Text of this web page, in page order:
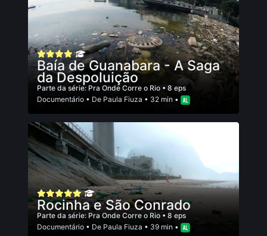
Baía de Guanabara - A Saga
da Despoluição
Parte da série: Pra Onde Corre o Rio • 8 eps
Documentário • De Paula Fiuza • 32 min •
Rocinha e São Conrado
Parte da série: Pra Onde Corre o Rio • 8 eps
Documentário • De Paula Fiuza • 39 min •